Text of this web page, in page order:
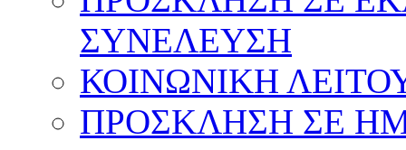
ΣΥΝΕΛΕΥΣΗ
ΚΟΙΝΩΝΙΚΗ
ΠΡΟΣΚΛΗΣΗ ΣΕ